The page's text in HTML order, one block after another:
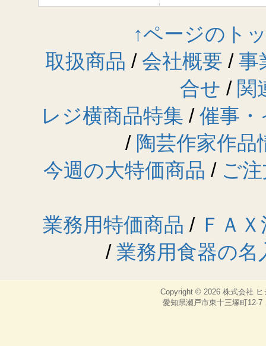
注文商品の到
ものとする。
■第6条 （売
本コーナー
いて取引を
もし不正表
連絡の上、
■第7条 （品
乙は、注文し
び品質を確認
万が一品質
但し、４営
しては、甲
■第8条 （注
等）は、い
もし乙の都
↑ページのト
取扱商品 / 会社概要 / 事
合せ / 関
レジ横商品特集 / 催事
/ 陶芸作家作品
今週の大特価商品 / ご
業務用特価商品 / ＦＡ
/ 業務用食器の名
Copyright © 2026 株式会社 ヒ
愛知県瀬戸市東十三塚町12-7